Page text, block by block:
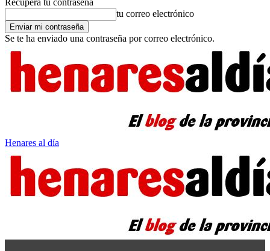
Recupera tu contraseña
tu correo electrónico
Se te ha enviado una contraseña por correo electrónico.
Henares al día